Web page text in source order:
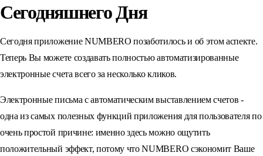
Сегодняшнего Дня
Сегодня приложение NUMBERO позаботилось и об этом аспекте.
Теперь Вы можете создавать полностью автоматизированные
электронные счета всего за несколько кликов.
Электронные письма с автоматическим выставлением счетов -
одна из самых полезных функций приложения для пользователя по
очень простой причине: именно здесь можно ощутить
положительный эффект, потому что NUMBERO сэкономит Ваше